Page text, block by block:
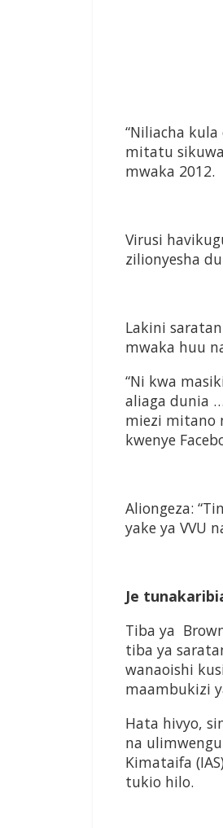
“Niliacha
mitatu
mwaka 2012.
Virusi
zilionyesha
Lakini
mwaka huu
“Ni kwa
aliaga dunia
miezi mitano
kwenye
Aliongeza:
yake ya VVU
Je
Tiba ya
tiba ya
wanaoishi
maambukizi
Hata hivyo,
na
Kimataifa
tukio hilo.